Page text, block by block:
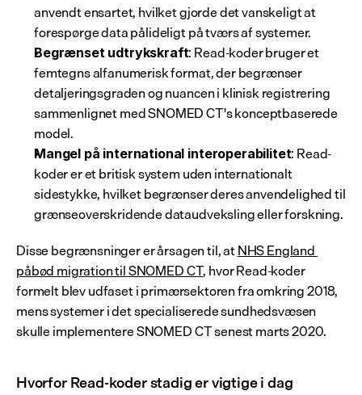
anvendt ensartet, hvilket gjorde det vanskeligt at
forespørge data pålideligt på tværs af systemer.
Begrænset udtrykskraft: Read-koder bruger et
femtegns alfanumerisk format, der begrænser
detaljeringsgraden og nuancen i klinisk registrering
sammenlignet med SNOMED CT's konceptbaserede
model.
Mangel på international interoperabilitet: Read-
koder er et britisk system uden internationalt
sidestykke, hvilket begrænser deres anvendelighed til
grænseoverskridende dataudveksling eller forskning.
Disse begrænsninger er årsagen til, at NHS England
påbød migration til SNOMED CT, hvor Read-koder
formelt blev udfaset i primærsektoren fra omkring 2018,
mens systemer i det specialiserede sundhedsvæsen
skulle implementere SNOMED CT senest marts 2020.
Hvorfor Read-koder stadig er vigtige i dag